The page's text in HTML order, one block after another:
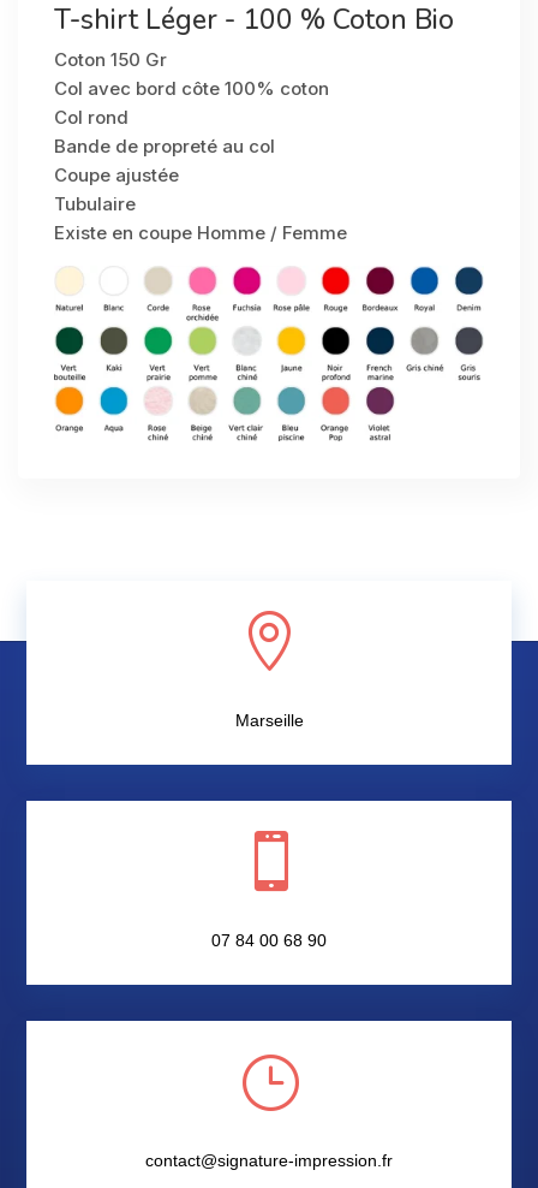
T-shirt Léger - 100 % Coton Bio
Coton 150 Gr
Col avec bord côte 100% coton
Col rond
Bande de propreté au col
Coupe ajustée
Tubulaire
Existe en coupe Homme / Femme

Marseille

07 84 00 68 90
}
contact@signature-impression.fr